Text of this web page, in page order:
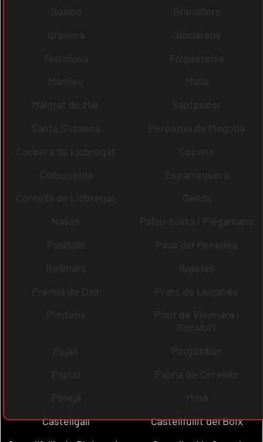
Gualba
Granollers
Granera
Gisclareny
Fonollosa
Folgueroles
Manlleu
Malla
Malgrat de Mar
Santpedor
Santa Susanna
Perpètua de Mogoda
Corbera de Llobregat
Copons
Collsuspina
Esparreguera
Cornellà de Llobregat
Gelida
Navas
Palau-solità i Plegamans
Palafolls
Pacs del Penedès
Rellinars
Rajadell
Premià de Dalt
Prats de Lluçanès
Pontons
Pont de Vilomara i
Rocafort
Pujalt
Puigdàlber
Papiol
Palma de Cervelló
Pallejà
Moià
Castellgalí
Castellfullit del Boix